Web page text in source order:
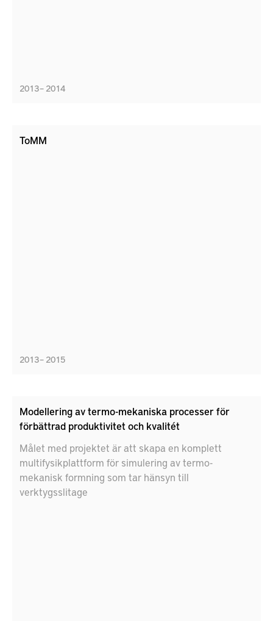
2013 – 2014
ToMM
2013 – 2015
Modellering av termo-mekaniska processer för
förbättrad produktivitet och kvalitét
Målet med projektet är att skapa en komplett
multifysikplattform för simulering av termo-
mekanisk formning som tar hänsyn till
verktygsslitage